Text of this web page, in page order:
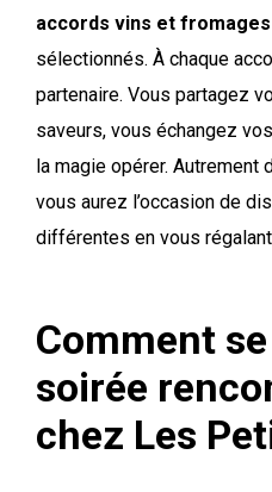
accords vins et fromages
sélectionnés. À chaque
partenaire. Vous partagez
saveurs, vous échangez
la magie opérer. Autrement
vous aurez l’occasion de
différentes en vous
Comment
soirée
chez Les